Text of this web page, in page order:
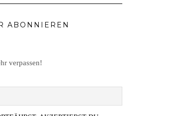
ABONNIEREN
verpassen!